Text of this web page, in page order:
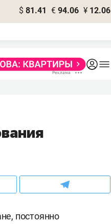
$ 81.41 € 94.06 ¥ 12.06
постоянно